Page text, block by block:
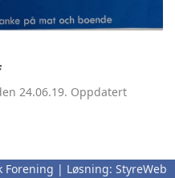
24.06.19. Oppdatert
Forening | Løsning: StyreWeb